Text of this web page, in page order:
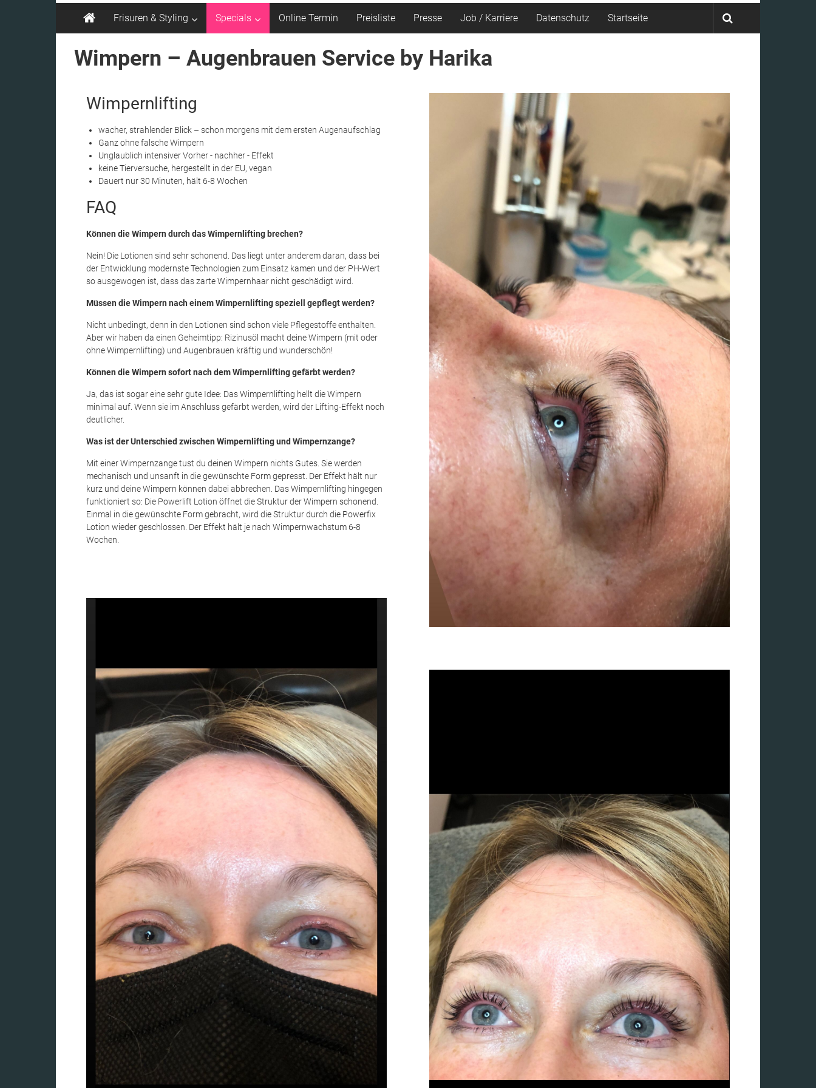
Frisuren & Styling Specials Online Termin Preisliste Presse Job / Karriere Datenschutz Startseite
Wimpern – Augenbrauen Service by Harika
Wimpernlifting
wacher, strahlender Blick – schon morgens mit dem ersten Augenaufschlag
Ganz ohne falsche Wimpern
Unglaublich intensiver Vorher - nachher - Effekt
keine Tierversuche, hergestellt in der EU, vegan
Dauert nur 30 Minuten, hält 6-8 Wochen
FAQ
Können die Wimpern durch das Wimpernlifting brechen?
Nein! Die Lotionen sind sehr schonend. Das liegt unter anderem daran, dass bei
der Entwicklung modernste Technologien zum Einsatz kamen und der PH-Wert
so ausgewogen ist, dass das zarte Wimpernhaar nicht geschädigt wird.
Müssen die Wimpern nach einem Wimpernlifting speziell gepflegt werden?
Nicht unbedingt, denn in den Lotionen sind schon viele Pflegestoffe enthalten.
Aber wir haben da einen Geheimtipp: Rizinusöl macht deine Wimpern (mit oder
ohne Wimpernlifting) und Augenbrauen kräftig und wunderschön!
Können die Wimpern sofort nach dem Wimpernlifting gefärbt werden?
Ja, das ist sogar eine sehr gute Idee: Das Wimpernlifting hellt die Wimpern
minimal auf. Wenn sie im Anschluss gefärbt werden, wird der Lifting-Effekt noch
deutlicher.
Was ist der Unterschied zwischen Wimpernlifting und Wimpernzange?
Mit einer Wimpernzange tust du deinen Wimpern nichts Gutes. Sie werden
mechanisch und unsanft in die gewünschte Form gepresst. Der Effekt hält nur
kurz und deine Wimpern können dabei abbrechen. Das Wimpernlifting hingegen
funktioniert so: Die Powerlift Lotion öffnet die Struktur der Wimpern schonend.
Einmal in die gewünschte Form gebracht, wird die Struktur durch die Powerfix
Lotion wieder geschlossen. Der Effekt hält je nach Wimpernwachstum 6-8
Wochen.